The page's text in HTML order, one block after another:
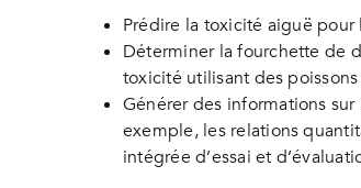
Prédire la toxicité aiguë pour
Déterminer la fourchette de
toxicité utilisant des
Générer des informations
exemple, les relations
intégrée d’essai et